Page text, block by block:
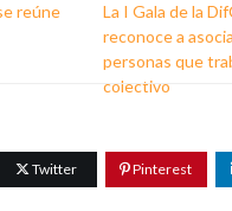
reúne
La I Gala de la
reconoce a
personas que
colectivo
Twitter Pinterest